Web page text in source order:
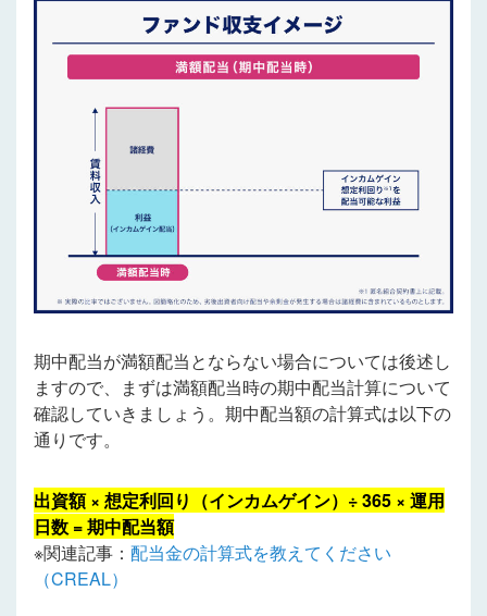
期中配当が満額配当とならない場合については後述し
ますので、まずは満額配当時の期中配当計算について
確認していきましょう。期中配当額の計算式は以下の
通りです。
出資額 × 想定利回り（インカムゲイン）÷ 365 × 運用
日数 = 期中配当額
※関連記事： 配当金の計算式を教えてください
（CREAL）